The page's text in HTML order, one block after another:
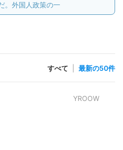
。外国人政策の一
すべて 最新の50件
YROOW